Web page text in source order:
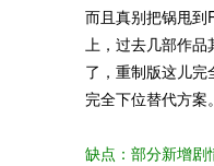
而且真别把锅甩到
上，过去几部作品
了，重制版这儿完
完全下位替代方案。
缺点：部分新增剧